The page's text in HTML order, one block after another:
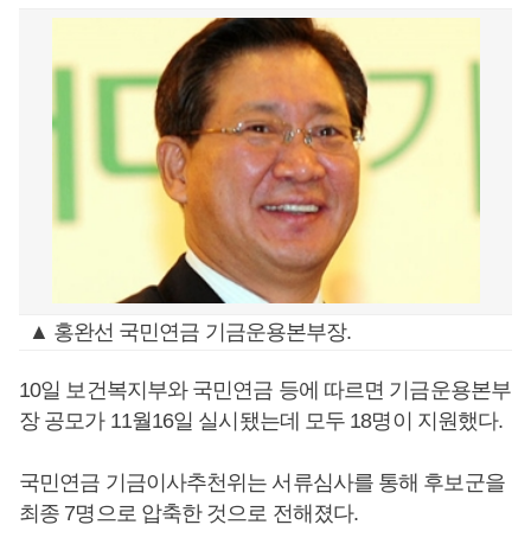
▲ 홍완선 국민연금 기금운용본부장.
10일 보건복지부와 국민연금 등에 따르면 기금운용본부
장 공모가 11월16일 실시됐는데 모두 18명이 지원했다.
국민연금 기금이사추천위는 서류심사를 통해 후보군을
최종 7명으로 압축한 것으로 전해졌다.